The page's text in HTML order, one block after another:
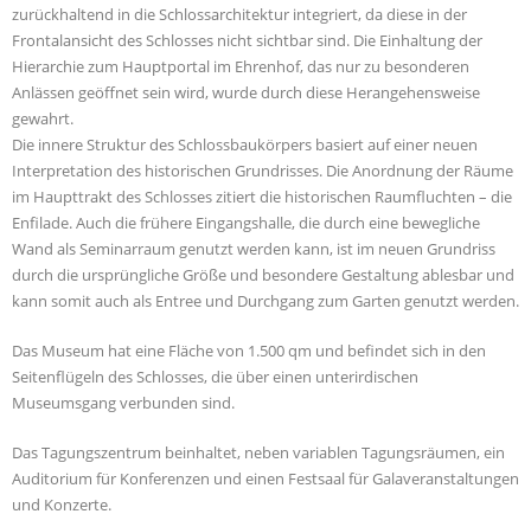
zurückhaltend in die Schlossarchitektur integriert, da diese in der
Frontalansicht des Schlosses nicht sichtbar sind. Die Einhaltung der
Hierarchie zum Hauptportal im Ehrenhof, das nur zu besonderen
Anlässen geöffnet sein wird, wurde durch diese Herangehensweise
gewahrt.
Die innere Struktur des Schlossbaukörpers basiert auf einer neuen
Interpretation des historischen Grundrisses. Die Anordnung der Räume
im Haupttrakt des Schlosses zitiert die historischen Raumfluchten – die
Enfilade. Auch die frühere Eingangshalle, die durch eine bewegliche
Wand als Seminarraum genutzt werden kann, ist im neuen Grundriss
durch die ursprüngliche Größe und besondere Gestaltung ablesbar und
kann somit auch als Entree und Durchgang zum Garten genutzt werden.
Das Museum hat eine Fläche von 1.500 qm und befindet sich in den
Seitenflügeln des Schlosses, die über einen unterirdischen
Museumsgang verbunden sind.
Das Tagungszentrum beinhaltet, neben variablen Tagungsräumen, ein
Auditorium für Konferenzen und einen Festsaal für Galaveranstaltungen
und Konzerte.